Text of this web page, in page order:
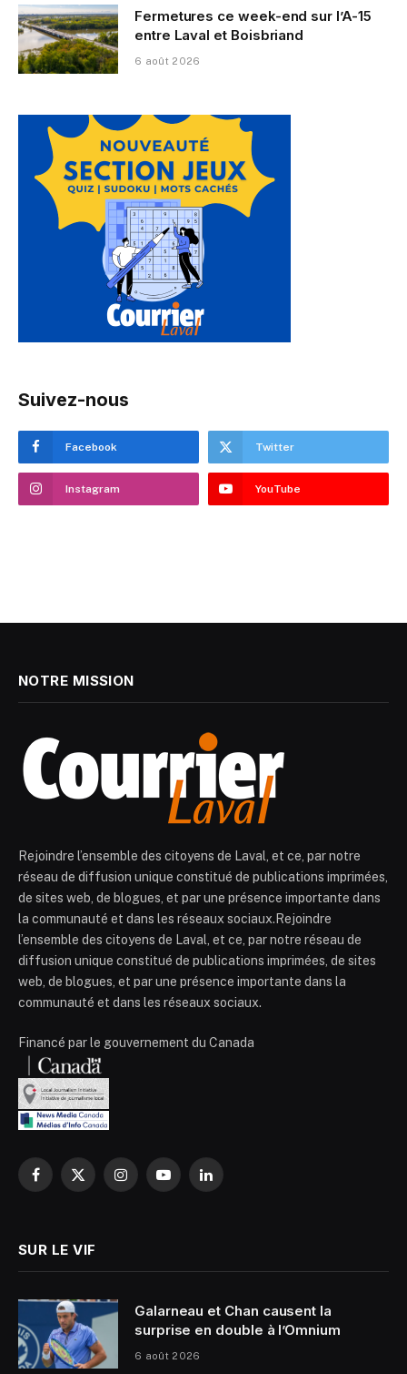
Fermetures ce week-end sur l’A-15
entre Laval et Boisbriand
6 août 2026
Suivez-nous
Facebook Twitter
Instagram YouTube
NOTRE MISSION
Rejoindre l’ensemble des citoyens de Laval, et ce, par notre
réseau de diffusion unique constitué de publications imprimées,
de sites web, de blogues, et par une présence importante dans
la communauté et dans les réseaux sociaux.Rejoindre
l’ensemble des citoyens de Laval, et ce, par notre réseau de
diffusion unique constitué de publications imprimées, de sites
web, de blogues, et par une présence importante dans la
communauté et dans les réseaux sociaux.
Financé par le gouvernement du Canada
Facebook
X
InstagramYouTubeLinkedIn
SUR LE VIF
Galarneau et Chan causent la
surprise en double à l’Omnium
6 août 2026